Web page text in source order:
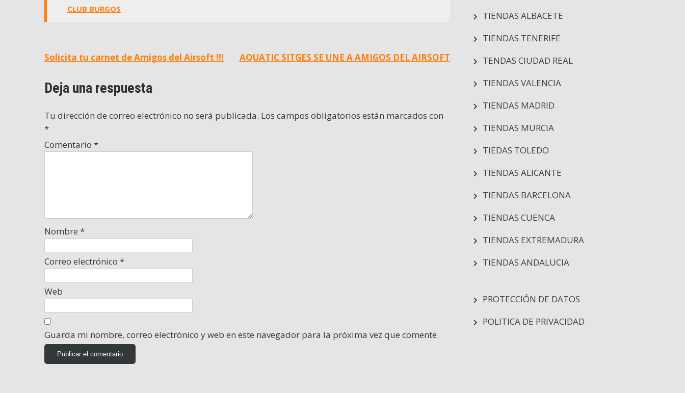
CLUB BURGOS
Navegación
entradas
Solicita tu carnet de Amigos del Airsoft !!! AQUATIC SITGES SE UNE A AMIGOS DEL AIRSOFT
Deja una respuesta
Tu dirección de correo electrónico no será publicada. Los campos obligatorios están marcados con
*
Comentario *
Nombre *
Correo electrónico *
Web
Guarda mi nombre, correo electrónico y web en este navegador para la próxima vez que comente.
TIENDAS ALBACETE
TIENDAS TENERIFE
TENDAS CIUDAD REAL
TIENDAS VALENCIA
TIENDAS MADRID
TIENDAS MURCIA
TIEDAS TOLEDO
TIENDAS ALICANTE
TIENDAS BARCELONA
TIENDAS CUENCA
TIENDAS EXTREMADURA
TIENDAS ANDALUCIA
PROTECCIÓN DE DATOS
POLITICA DE PRIVACIDAD